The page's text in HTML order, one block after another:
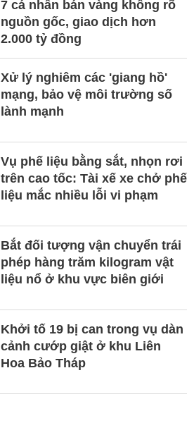
7 cá nhân bán vàng không rõ
nguồn gốc, giao dịch hơn
2.000 tỷ đồng
Xử lý nghiêm các 'giang hồ'
mạng, bảo vệ môi trường số
lành mạnh
Vụ phế liệu bằng sắt, nhọn rơi
trên cao tốc: Tài xế xe chở phế
liệu mắc nhiều lỗi vi phạm
Bắt đối tượng vận chuyển trái
phép hàng trăm kilogram vật
liệu nổ ở khu vực biên giới
Khởi tố 19 bị can trong vụ dàn
cảnh cướp giật ở khu Liên
Hoa Bảo Tháp